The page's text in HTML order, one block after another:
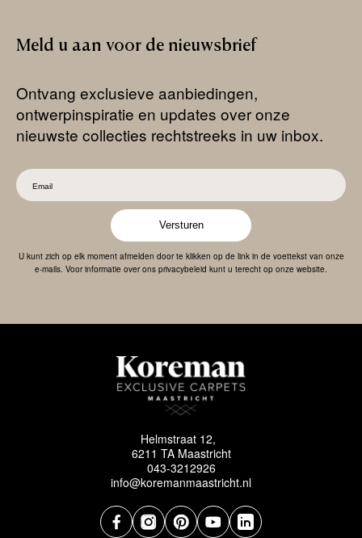
Meld u aan voor de nieuwsbrief
Ontvang exclusieve aanbiedingen,
ontwerpinspiratie en updates over onze
nieuwste collecties rechtstreeks in uw inbox.
Versturen
U kunt zich op elk moment afmelden door te klikken op de link in de voettekst van onze
e-mails. Voor informatie over ons privacybeleid kunt u terecht op onze website.
Helmstraat 12,
6211 TA Maastricht
043-3212926
info@koremanmaastricht.nl